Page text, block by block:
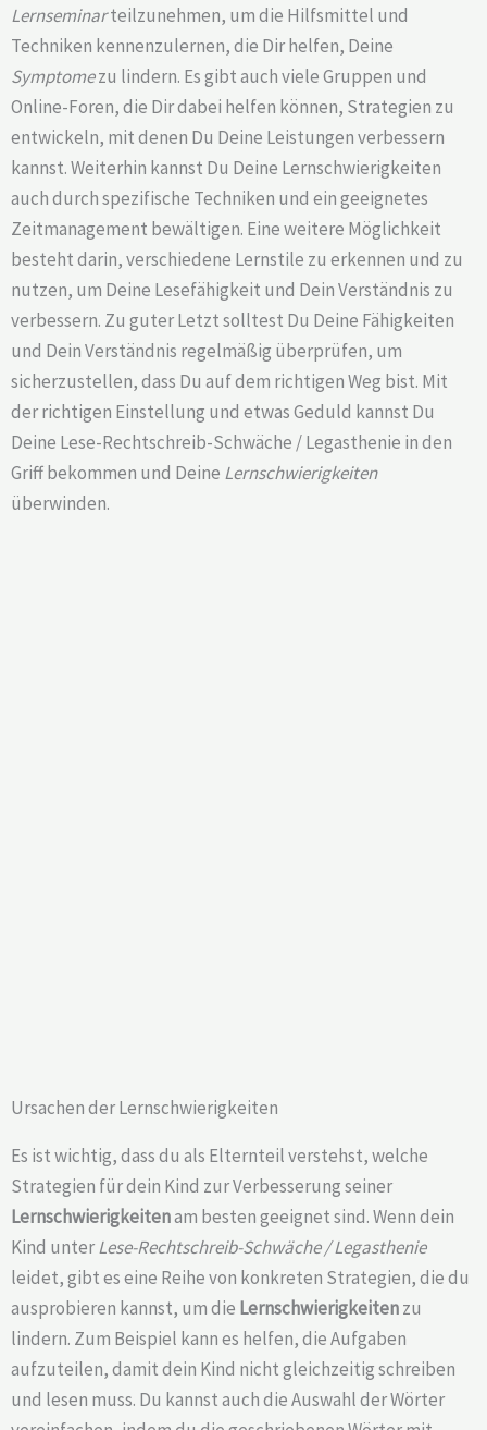
Lernseminarteilzunehmen, um die Hilfsmittel und
Techniken kennenzulernen, die Dir helfen, Deine
Symptomezu lindern. Es gibt auch viele Gruppen und
Online-Foren, die Dir dabei helfen können, Strategien zu
entwickeln, mit denen Du Deine Leistungen verbessern
kannst. Weiterhin kannst Du Deine Lernschwierigkeiten
auch durch spezifische Techniken und ein geeignetes
Zeitmanagement bewältigen. Eine weitere Möglichkeit
besteht darin, verschiedene Lernstile zu erkennen und zu
nutzen, um Deine Lesefähigkeit und Dein Verständnis zu
verbessern. Zu guter Letzt solltest Du Deine Fähigkeiten
und Dein Verständnis regelmäßig überprüfen, um
sicherzustellen, dass Du auf dem richtigen Weg bist. Mit
der richtigen Einstellung und etwas Geduld kannst Du
Deine Lese-Rechtschreib-Schwäche / Legasthenie in den
Griff bekommen und Deine Lernschwierigkeiten
überwinden.
Ursachen der Lernschwierigkeiten
Es ist wichtig, dass du als Elternteil verstehst, welche
Strategien für dein Kind zur Verbesserung seiner
Lernschwierigkeitenam besten geeignet sind. Wenn dein
Kind unterLese-Rechtschreib-Schwäche / Legasthenie
leidet, gibt es eine Reihe von konkreten Strategien, die du
ausprobieren kannst, um die Lernschwierigkeitenzu
lindern. Zum Beispiel kann es helfen, die Aufgaben
aufzuteilen, damit dein Kind nicht gleichzeitig schreiben
und lesen muss. Du kannst auch die Auswahl der Wörter